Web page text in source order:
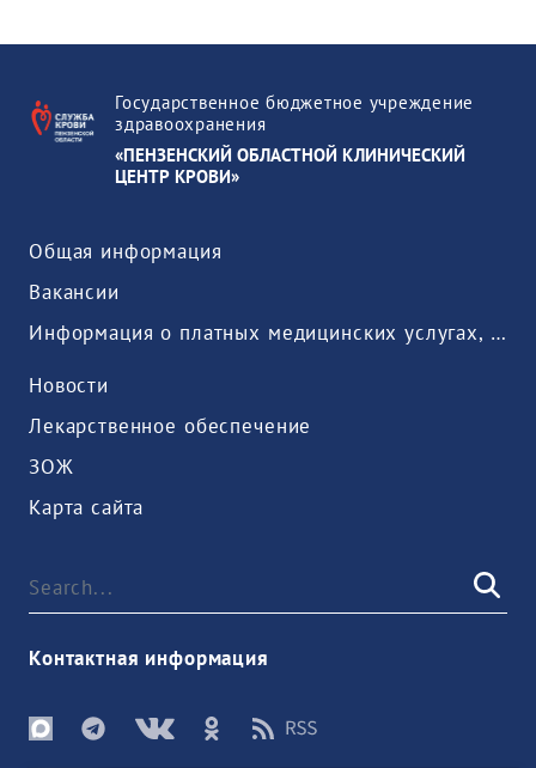
Государственное бюджетное учреждение
здравоохранения
«ПЕНЗЕНСКИЙ ОБЛАСТНОЙ КЛИНИЧЕСКИЙ
ЦЕНТР КРОВИ»
Общая информация
Вакансии
Информация о платных медицинских услугах, предоставляемых медицинской организацией
Новости
Лекарственное обеспечение
ЗОЖ
Карта сайта
Контактная информация